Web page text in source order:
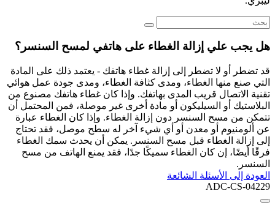
هل يجب علي إزالة الغطاء على هاتفي لمسح السنسر؟
قد تضطر أو لا تضطر إلى إزالة غطاء هاتفك - يعتمد ذلك على المادة
التي صنع منها الغطاء، ومدى كثافة الغطاء، ومدى جودة عمل هوائي
تقنية الاتصال قريب المدى بهاتفك. وإذا كان غطاء هاتفك مصنوع من
البلاستيك أو السيليكون أو مادة أخرى غير موصلة، فمن المحتمل أن
تتمكن من مسح السنسر دون إزالة الغطاء. وإذا كان الغطاء عبارة
عن ألومنيوم أو معدن أو أي شيء آخر له سطح موصل، فقد تحتاج
إلى إزالة الغطاء قبل مسح السنسر. يمكن أن يحدث سمك الغطاء
فرقًا أيضًا، إن كان الغطاء سميكًا جدًا، فقد يمنع الهاتف من مسح
السنسر.
العودة إلى الأسئلة الشائعة
ADC-CS-04229